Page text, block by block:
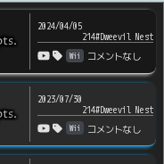
.
2024/04/05
214#Dweevil Nest
Wii コメントなし
.
2023/07/30
214#Dweevil Nest
Wii コメントなし